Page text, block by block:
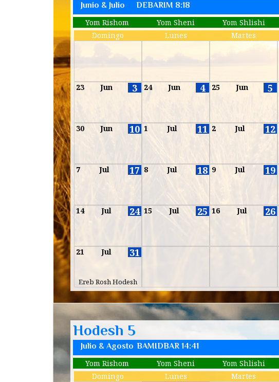
Junio & Julio DEBARIM 8:18
Yom Rishom
Yom Sheni Yom Shlishi
-
Domingo Lunes Martes
23 Jun 3 24 Jun 4 25 Jun 5
30 Jun 10 1 Jul 11 2 Jul 12
7 Jul 17 8 Jul 18 9 Jul 19
14 Jul 24 15 Jul 25 16 Jul 26
21
Jul 31
Ereb Rosh Hodesh
Hodesh 5
Julio & Agosto BAMIDBAR 14:41
Yom Rishom
Yom Sheni Yom Shlishi
Domingo
Lunes Martes